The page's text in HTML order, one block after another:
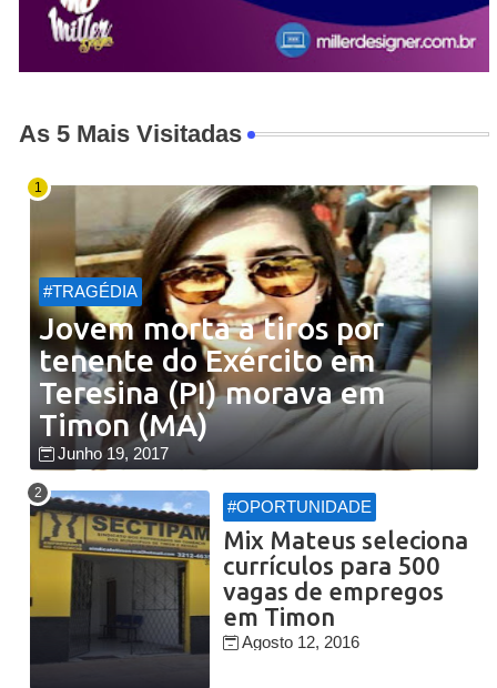
As 5 Mais Visitadas
#TRAGÉDIA
Jovem morta a tiros por
tenente do Exército em
Teresina (PI) morava em
Timon (MA)
Junho 19, 2017
#OPORTUNIDADE
Mix Mateus seleciona
currículos para 500
vagas de empregos
em Timon
Agosto 12, 2016